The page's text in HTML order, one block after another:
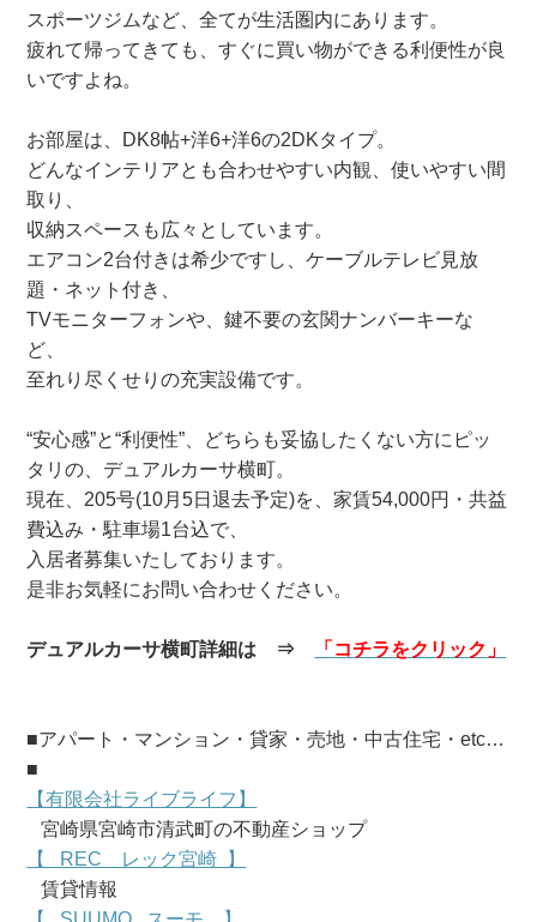
スポーツジムなど、全てが生活圏内にあります。
疲れて帰ってきても、すぐに買い物ができる利便性が良
いですよね。
お部屋は、DK8帖+洋6+洋6の2DKタイプ。
どんなインテリアとも合わせやすい内観、使いやすい間
取り、
収納スペースも広々としています。
エアコン2台付きは希少ですし、ケーブルテレビ見放
題・ネット付き、
TVモニターフォンや、鍵不要の玄関ナンバーキーな
ど、
至れり尽くせりの充実設備です。
“安心感”と“利便性”、どちらも妥協したくない方にピッ
タリの、デュアルカーサ横町。
現在、205号(10月5日退去予定)を、家賃54,000円・共益
費込み・駐車場1台込で、
入居者募集いたしております。
是非お気軽にお問い合わせください。
デュアルカーサ横町詳細は ⇒ 「 コチラをクリック 」
■アパート・マンション・貸家・売地・中古住宅・etc…
■
【有限会社ライブライフ】
宮崎県宮崎市清武町の不動産ショップ
【 REC レック宮崎 】
賃貸情報